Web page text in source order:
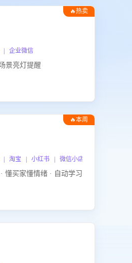
🔥热卖
企业微信
景亮灯提醒
🔥本周
淘宝 | 小红书 | 微信小店 | 快手 | 唯品
懂买家懂情绪 · 自动学习